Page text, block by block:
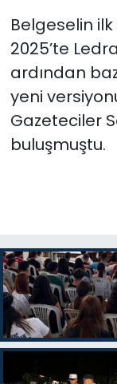
Belgeselin
2025’te
ardından
yeni
Gazeteciler
buluşmuştu.